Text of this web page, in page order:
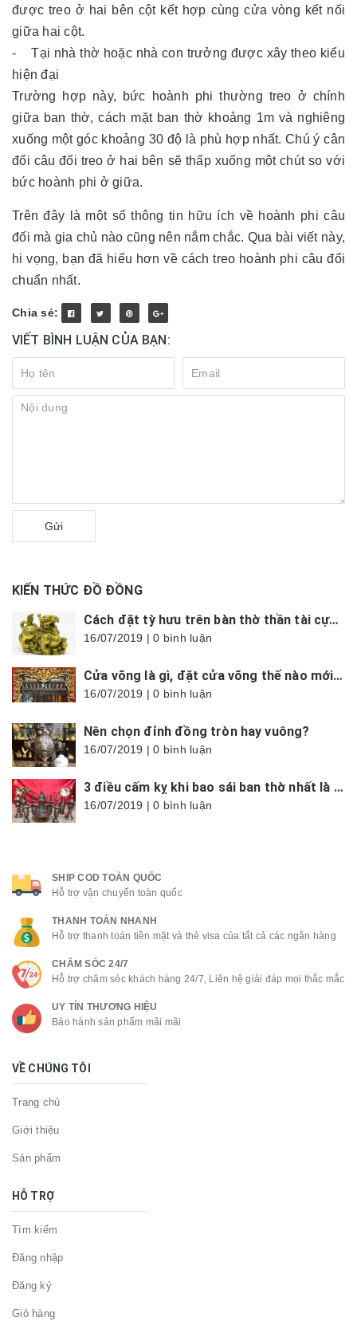
được treo ở hai bên cột kết hợp cùng cửa vòng kết nối
giữa hai cột.
- Tại nhà thờ hoặc nhà con trưởng được xây theo kiểu
hiện đại
Trường hợp này, bức hoành phi thường treo ở chính
giữa ban thờ, cách mặt ban thờ khoảng 1m và nghiêng
xuống một góc khoảng 30 độ là phù hợp nhất. Chú ý cân
đối câu đối treo ở hai bên sẽ thấp xuống một chút so với
bức hoành phi ở giữa.
Trên đây là một số thông tin hữu ích về hoành phi câu
đối mà gia chủ nào cũng nên nắm chắc. Qua bài viết này,
hi vọng, bạn đã hiểu hơn về cách treo hoành phi câu đối
chuẩn nhất.
Chia sẻ:
VIẾT BÌNH LUẬN CỦA BẠN:
Gửi
KIẾN THỨC ĐỒ ĐỒNG
Cách đặt tỳ hưu trên bàn thờ thần tài cực chuẩn, hợp phong thủy
16/07/2019 | 0 bình luận
Cửa võng là gì, đặt cửa võng thế nào mới đúng?
16/07/2019 | 0 bình luận
Nên chọn đỉnh đồng tròn hay vuông?
16/07/2019 | 0 bình luận
3 điều cấm kỵ khi bao sái ban thờ nhất là trong tháng cô hồn
16/07/2019 | 0 bình luận
SHIP COD TOÀN QUỐC
Hỗ trợ vận chuyển toàn quốc
THANH TOÁN NHANH
Hỗ trợ thanh toán tiền mặt và thẻ visa của tất cả các ngân hàng
CHĂM SÓC 24/7
Hỗ trợ chăm sóc khách hàng 24/7, Liên hệ giải đáp mọi thắc mắc
UY TÍN THƯƠNG HIỆU
Bảo hành sản phẩm mãi mãi
VỀ CHÚNG TÔI
Trang chủ
Giới thiệu
Sản phẩm
HỖ TRỢ
Tìm kiếm
Đăng nhập
Đăng ký
Giỏ hàng